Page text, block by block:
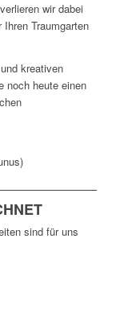
wir dabei
Traumgarten
kreativen
noch heute einen
sind für uns